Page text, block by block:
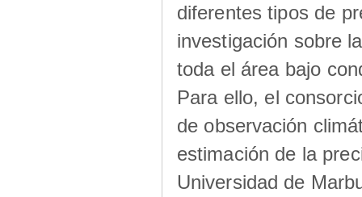
diferentes tipos de
investigación sobre
toda el área bajo
Para ello, el
de observación
estimación de la
Universidad de